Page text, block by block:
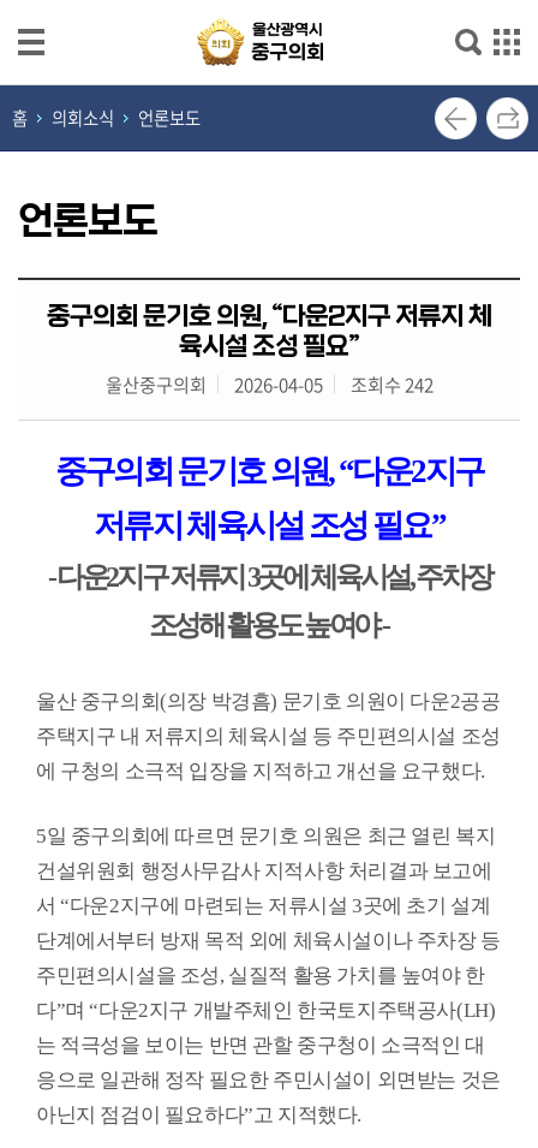
본문으로 바로가기
메인메뉴 바로가기
열
린
장
실
의
회
의
의
회
기
의
정
활
동
의
정
자
료
실
홈 의회소식 언론보도
언론보도
중구의회 문기호 의원, “다운2지구 저류지 체
육시설 조성 필요”
울산중구의회 2026-04-05 조회수 242
중구의회 문기호 의원, “다운2지구
저류지 체육시설 조성 필요”
-다운2지구 저류지 3곳에 체육시설,주차장
조성해 활용도 높여야-
울산 중구의회(의장 박경흠) 문기호 의원이 다운2공공
주택지구 내 저류지의 체육시설 등 주민편의시설 조성
에 구청의 소극적 입장을 지적하고 개선을 요구했다.
5일 중구의회에 따르면 문기호 의원은 최근 열린 복지
건설위원회 행정사무감사 지적사항 처리결과 보고에
서 “다운2지구에 마련되는 저류시설3곳에 초기 설계
단계에서부터 방재 목적 외에 체육시설이나 주차장 등
주민편의시설을 조성, 실질적 활용 가치를 높여야 한
다”며 “다운2지구 개발주체인 한국토지주택공사(LH)
는 적극성을 보이는 반면 관할 중구청이 소극적인 대
응으로 일관해 정작 필요한 주민시설이 외면받는 것은
아닌지 점검이 필요하다”고 지적했다.